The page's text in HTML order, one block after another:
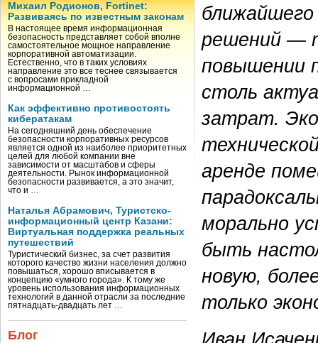
Михаил Родионов, Fortinet:
Развиваясь по известным законам
В настоящее время информационная
безопасность представляет собой вполне
самостоятельное мощное направление
корпоративной автоматизации.
Естественно, что в таких условиях
направление это все теснее связывается
с вопросами прикладной
информационной …
Как эффективно противостоять
кибератакам
На сегодняшний день обеспечение
безопасности корпоративных ресурсов
является одной из наиболее приоритетных
целей для любой компании вне
зависимости от масштабов и сферы
деятельности. Рынок информационной
безопасности развивается, а это значит,
что и …
Наталья Абрамович, Туристско-
информационный центр Казани:
Виртуальная поддержка реальных
путешествий
Туристический бизнес, за счет развития
которого качество жизни населения должно
повышаться, хорошо вписывается в
концепцию «умного города». К тому же
уровень использования информационных
технологий в данной отрасли за последние
пятнадцать-двадцать лет …
Блог
решений —
повышении
столь
затрат.
аренде
морально
быть
новую,
только